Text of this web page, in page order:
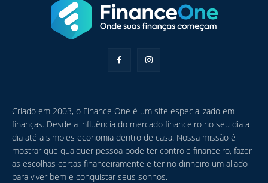
Criado em 2003, o Finance One é um site especializado em
finanças. Desde a influência do mercado financeiro no seu dia a
dia até a simples economia dentro de casa. Nossa missão é
mostrar que qualquer pessoa pode ter controle financeiro, fazer
as escolhas certas financeiramente e ter no dinheiro um aliado
para viver bem e conquistar seus sonhos.